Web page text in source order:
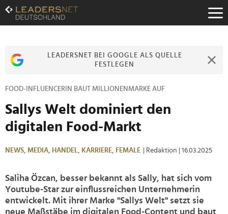
Zum
Inhalt
Zur
Zur
LEADERSNET BEI GOOGLE ALS QUELLE
FESTLEGEN
FOOD-INFLUENCERIN BAUT MILLIONENMARKE AUF
Sallys Welt dominiert den
digitalen Food-Markt
NEWS, MEDIA, HANDEL, KARRIERE, FEMALE | Redaktion | 16.03.2025
Saliha Özcan, besser bekannt als Sally, hat sich vom
Youtube-Star zur einflussreichen Unternehmerin
entwickelt. Mit ihrer Marke "Sallys Welt" setzt sie
neue Maßstäbe im digitalen Food-Content und baut